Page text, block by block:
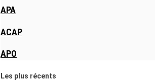
APA
ACAP
APO
Les plus récents